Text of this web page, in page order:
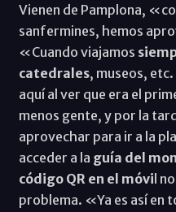
Vienen de Pamplona,
sanfermines, hemos
«Cuando viajamos
catedrales, museos,
aquí al ver que era el
menos gente, y por la
aprovechar para ir a la
acceder a la guía del
código QR en el móvi l
problema. «Ya es así en